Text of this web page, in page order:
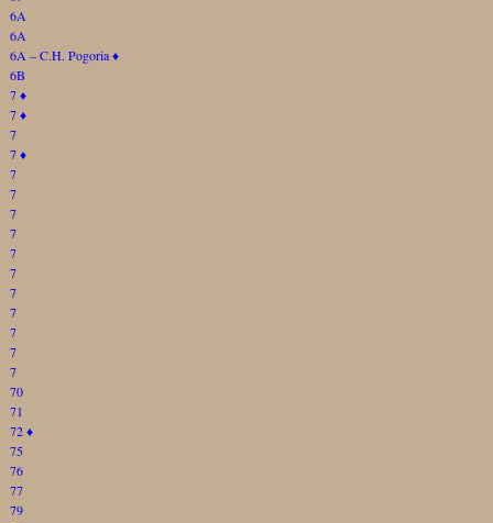
6A
6A
6A – C.H. Pogoria♦
6B
7♦
7♦
7
7♦
7
7
7
7
7
7
7
7
7
7
7
70
71
72♦
75
76
77
79